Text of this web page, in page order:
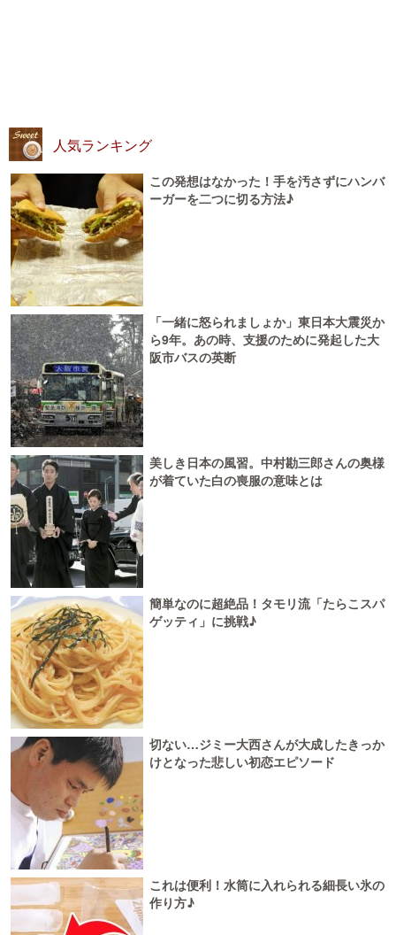
人気ランキング
この発想はなかった！手を汚さずにハンバ
ーガーを二つに切る方法♪
「一緒に怒られましょか」東日本大震災か
ら9年。あの時、支援のために発起した大
阪市バスの英断
美しき日本の風習。中村勘三郎さんの奥様
が着ていた白の喪服の意味とは
簡単なのに超絶品！タモリ流「たらこスパ
ゲッティ」に挑戦♪
切ない…ジミー大西さんが大成したきっか
けとなった悲しい初恋エピソード
これは便利！水筒に入れられる細長い氷の
作り方♪